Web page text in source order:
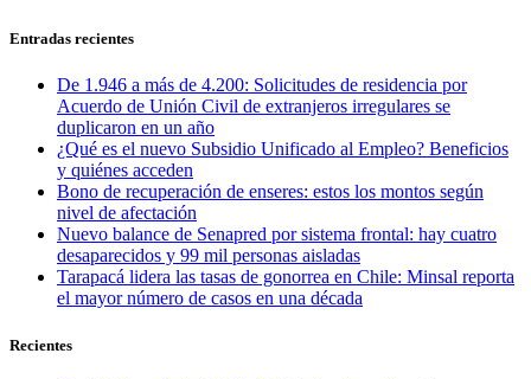
Entradas recientes
De 1.946 a más de 4.200: Solicitudes de residencia por
Acuerdo de Unión Civil de extranjeros irregulares se
duplicaron en un año
¿Qué es el nuevo Subsidio Unificado al Empleo? Beneficios
y quiénes acceden
Bono de recuperación de enseres: estos los montos según
nivel de afectación
Nuevo balance de Senapred por sistema frontal: hay cuatro
desaparecidos y 99 mil personas aisladas
Tarapacá lidera las tasas de gonorrea en Chile: Minsal reporta
el mayor número de casos en una década
Recientes